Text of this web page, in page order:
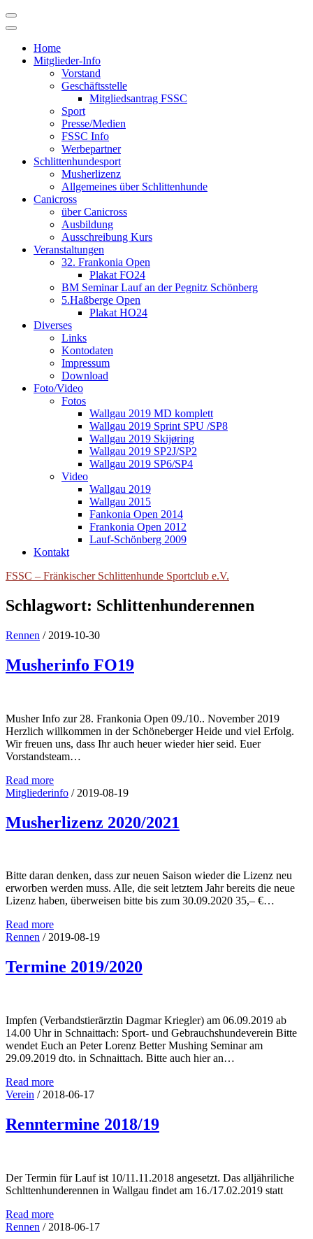
Skip
to
Home
Mitglieder-Info
Vorstand
Geschäftsstelle
Mitgliedsantrag FSSC
Sport
Presse/Medien
FSSC Info
Werbepartner
Schlittenhundesport
Musherlizenz
Allgemeines über Schlittenhunde
Canicross
über Canicross
Ausbildung
Ausschreibung Kurs
Veranstaltungen
32. Frankonia Open
Plakat FO24
BM Seminar Lauf an der Pegnitz Schönberg
5.Haßberge Open
Plakat HO24
Diverses
Links
Kontodaten
Impressum
Download
Foto/Video
Fotos
Wallgau 2019 MD komplett
Wallgau 2019 Sprint SPU /SP8
Wallgau 2019 Skijøring
Wallgau 2019 SP2J/SP2
Wallgau 2019 SP6/SP4
Video
Wallgau 2019
Wallgau 2015
Fankonia Open 2014
Frankonia Open 2012
Lauf-Schönberg 2009
Kontakt
FSSC – Fränkischer Schlittenhunde Sportclub e.V.
Schlagwort: Schlittenhunderennen
Rennen / 2019-10-30
Musherinfo FO19
Musher Info zur 28. Frankonia Open 09./10.. November 2019
Herzlich willkommen in der Schöneberger Heide und viel Erfolg.
Wir freuen uns, dass Ihr auch heuer wieder hier seid. Euer
Vorstandsteam…
Read more
Mitgliederinfo / 2019-08-19
Musherlizenz 2020/2021
Bitte daran denken, dass zur neuen Saison wieder die Lizenz neu
erworben werden muss. Alle, die seit letztem Jahr bereits die neue
Lizenz haben, überweisen bitte bis zum 30.09.2020 35,– €…
Read more
Rennen / 2019-08-19
Termine 2019/2020
Impfen (Verbandstierärztin Dagmar Kriegler) am 06.09.2019 ab
14.00 Uhr in Schnaittach: Sport- und Gebrauchshundeverein Bitte
wendet Euch an Peter Lorenz Better Mushing Seminar am
29.09.2019 dto. in Schnaittach. Bitte auch hier an…
Read more
Verein / 2018-06-17
Renntermine 2018/19
Der Termin für Lauf ist 10/11.11.2018 angesetzt. Das alljähriliche
Schlttenhunderennen in Wallgau findet am 16./17.02.2019 statt
Read more
Rennen / 2018-06-17